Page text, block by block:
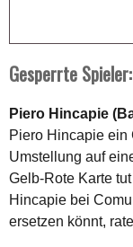
Gesperrte
Piero Hincapie
Piero Hincapie ein
Umstellung auf
Gelb-Rote Karte
Hincapie bei
ersetzen könnt,